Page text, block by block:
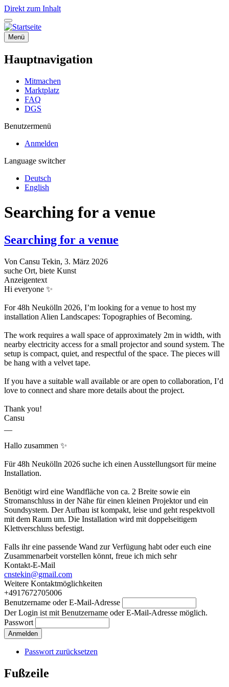
Direkt zum Inhalt
Menü
Hauptnavigation
Mitmachen
Marktplatz
FAQ
DGS
Benutzermenü
Anmelden
Language switcher
Deutsch
English
Searching for a venue
Searching for a venue
Von Cansu Tekin, 3. März 2026
suche Ort, biete Kunst
Anzeigentext
Hi everyone ✨
For 48h Neukölln 2026, I’m looking for a venue to host my
installation Alien Landscapes: Topographies of Becoming.
The work requires a wall space of approximately 2m in width, with
nearby electricity access for a small projector and sound system. The
setup is compact, quiet, and respectful of the space. The pieces will
be hang with a velvet tape.
If you have a suitable wall available or are open to collaboration, I’d
love to connect and share more details about the project.
Thank you!
Cansu
Hallo zusammen ✨
Für 48h Neukölln 2026 suche ich einen Ausstellungsort für meine
Installation.
Benötigt wird eine Wandfläche von ca. 2 Breite sowie ein
Stromanschluss in der Nähe für einen kleinen Projektor und ein
Soundsystem. Der Aufbau ist kompakt, leise und geht respektvoll
mit dem Raum um. Die Installation wird mit doppelseitigem
Klettverschluss befestigt.
Falls ihr eine passende Wand zur Verfügung habt oder euch eine
Zusammenarbeit vorstellen könnt, freue ich mich sehr
Kontakt-E-Mail
cnstekin@gmail.com
Weitere Kontaktmöglichkeiten
+4917672705006
Benutzername oder E-Mail-Adresse
Der Login ist mit Benutzername oder E-Mail-Adresse möglich.
Passwort
Passwort zurücksetzen
Fußzeile